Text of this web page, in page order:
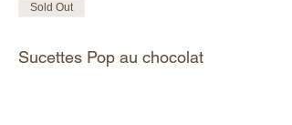
Sold Out
Sucettes Pop au chocolat